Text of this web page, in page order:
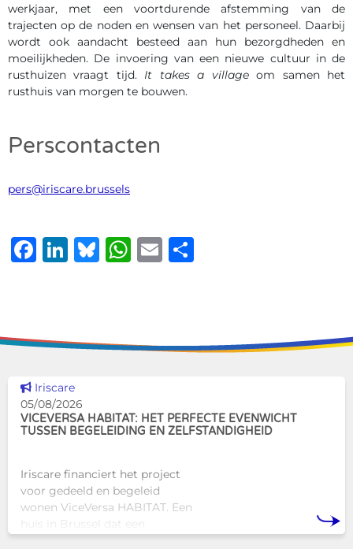
werkjaar, met een voortdurende afstemming van de
trajecten op de noden en wensen van het personeel. Daarbij
wordt ook aandacht besteed aan hun bezorgdheden en
moeilijkheden. De invoering van een nieuwe cultuur in de
rusthuizen vraagt tijd. It takes a villageom samen het
rusthuis van morgen te bouwen.
Perscontacten
pers@iriscare.brussels
Facebook
LinkedIn
Bluesky
WhatsApp
Email
Dit nieuws tonen
Iriscare
05/08/2026
VICEVERSA HABITAT: HET PERFECTE EVENWICHT
TUSSEN BEGELEIDING EN ZELFSTANDIGHEID
Iriscare financiert het project
voor gedeeld en begeleid
wonen ViceVersa HABITAT. Een
huis in Brussel dat een